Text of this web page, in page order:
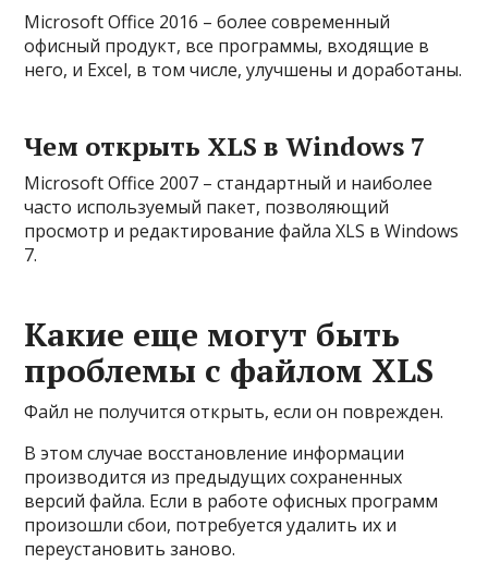
Microsoft Office 2016 – более современный
офисный продукт, все программы, входящие в
него, и Excel, в том числе, улучшены и доработаны.
Чем открыть XLS в Windows 7
Microsoft Office 2007 – стандартный и наиболее
часто используемый пакет, позволяющий
просмотр и редактирование файла XLS в Windows
7.
Какие еще могут быть
проблемы с файлом XLS
Файл не получится открыть, если он поврежден.
В этом случае восстановление информации
производится из предыдущих сохраненных
версий файла. Если в работе офисных программ
произошли сбои, потребуется удалить их и
переустановить заново.